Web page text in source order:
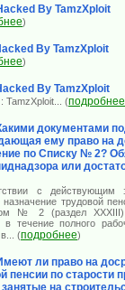
By TamzXploit
)
By TamzXploit
)
By TamzXploit
TamzXploit ... (подробнее
документами
ему право на
по Списку № 2?
или
с действующим
назначение трудовой
№ 2 (раздел XXXIII)
в течение полного
... (подробнее)
ли право на
пенсии по старости
на